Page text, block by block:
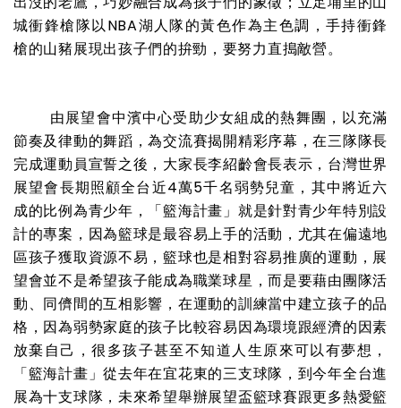
城衝鋒槍隊以NBA湖人隊的黃色作為主色調，手持衝鋒
槍的山豬展現出孩子們的拚勁，要努力直搗敵營。
由展望會中濱中心受助少女組成的熱舞團，以充滿
節奏及律動的舞蹈，為交流賽揭開精彩序幕，在三隊隊長
完成運動員宣誓之後，大家長李紹齡會長表示，台灣世界
展望會長期照顧全台近4萬5千名弱勢兒童，其中將近六
成的比例為青少年，「籃海計畫」就是針對青少年特別設
計的專案，因為籃球是最容易上手的活動，尤其在偏遠地
區孩子獲取資源不易，籃球也是相對容易推廣的運動，展
望會並不是希望孩子能成為職業球星，而是要藉由團隊活
動、同儕間的互相影響，在運動的訓練當中建立孩子的品
格，因為弱勢家庭的孩子比較容易因為環境跟經濟的因素
放棄自己，很多孩子甚至不知道人生原來可以有夢想，
「籃海計畫」從去年在宜花東的三支球隊，到今年全台進
展為十支球隊，未來希望舉辦展望盃籃球賽跟更多熱愛籃